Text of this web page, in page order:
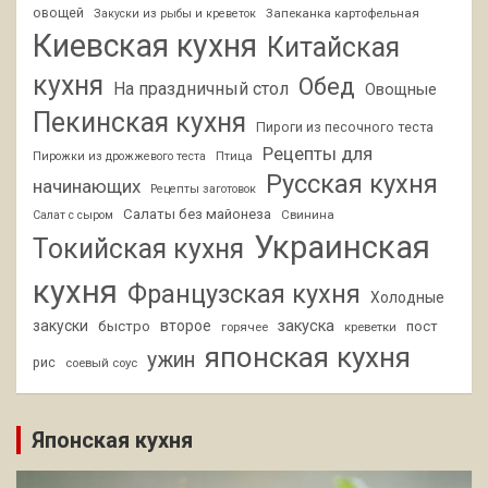
овощей
Закуски из рыбы и креветок Запеканка картофельная
Киевская кухня Китайская
кухня На праздничный стол Обед Овощные
Пекинская кухня Пироги из песочного теста
Пирожки из дрожжевого теста Птица
Рецепты для
начинающих
Рецепты заготовок Русская кухня
Салат с сыром Салаты без майонеза Свинина
Токийская кухня Украинская
кухня Французская кухня
Холодные
закуски
быстро второе горячее закуска креветки пост
рис соевый соус ужин японская кухня
Японская кухня